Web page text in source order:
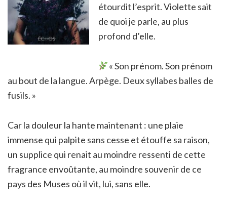
étourdit l’esprit. Violette sait
de quoi je parle, au plus
profond d’elle.
« Son prénom. Son prénom
au bout de la langue. Arpège. Deux syllabes balles de
fusils. »
Car la douleur la hante maintenant : une plaie
immense qui palpite sans cesse et étouffe sa raison,
un supplice qui renait au moindre ressenti de cette
fragrance envoûtante, au moindre souvenir de ce
pays des Muses où il vit, lui, sans elle.